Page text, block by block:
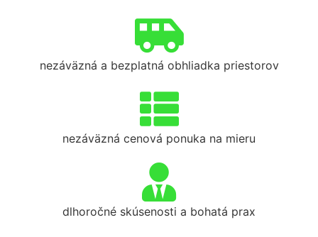
nezáväzná a bezplatná obhliadka priestorov
nezáväzná cenová ponuka na mieru
dlhoročné skúsenosti a bohatá prax